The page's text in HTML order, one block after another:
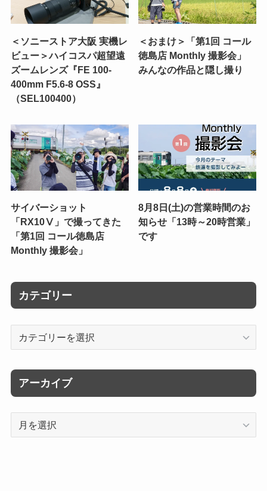
＜ソニーストア大阪 実機レ
ビュー＞ハイコスパ超望遠
ズームレンズ『FE 100-
400mm F5.6-8 OSS』
（SEL100400）
＜おまけ＞「第1回 コール
徳島店 Monthly 撮影会」
みんなの作品と隠し撮り
サイバーショット
「RX10Ⅴ」で撮ってきた
「第1回 コール徳島店
Monthly 撮影会」
8月8日(土)の営業時間のお
知らせ「13時～20時営業」
です
カテゴリー
リ
ー
アーカイブ